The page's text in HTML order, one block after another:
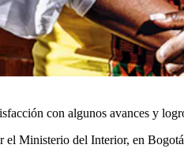
con algunos avances y
Ministerio del Interior, en